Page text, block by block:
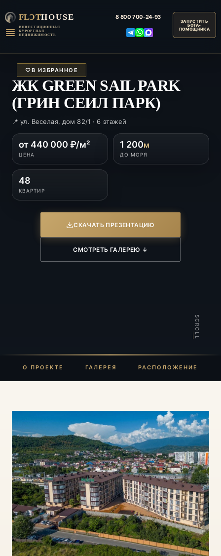
FLЭTHOUSE
ИНВЕСТИЦИОННАЯ
КУРОРТНАЯ
НЕДВИЖИМОСТЬ
8 800 700-24-93
SCROLL
♡В ИЗБРАННОЕ
ЖК GREEN SAIL PARK
(ГРИН СЕИЛ ПАРК)
📍 ул. Веселая, дом 82/1 · 6 этажей
от 440 000 ₽/м²
ЦЕНА
1 200м
ДО МОРЯ
48
КВАРТИР
СКАЧАТЬ ПРЕЗЕНТАЦИЮ
СМОТРЕТЬ ГАЛЕРЕЮ ↓
О ПРОЕКТЕ ГАЛЕРЕЯ РАСПОЛОЖЕНИЕ